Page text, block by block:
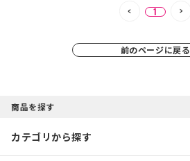
1
前のページに戻る
商品を探す
カテゴリから探す